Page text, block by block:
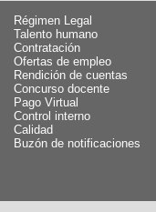
Régimen Legal
Talento humano
Contratación
Ofertas de empleo
Rendición de cuentas
Concurso docente
Pago Virtual
Control interno
Calidad
Buzón de notificaciones